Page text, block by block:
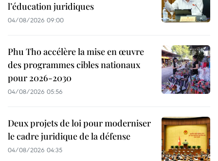
l’éducation juridiques
04/08/2026 09:00
Phu Tho accélère la mise en œuvre
des programmes cibles nationaux
pour 2026-2030
04/08/2026 05:56
Deux projets de loi pour moderniser
le cadre juridique de la défense
04/08/2026 04:35